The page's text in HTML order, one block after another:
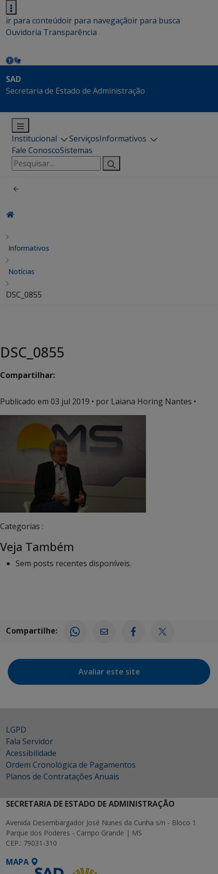
ir para conteúdoir para navegaçãoir para busca
Ouvidoria Transparência
SAD
Secretaria de Estado de Administração
Institucional ServiçosInformativos
Fale ConoscoSistemas
Pesquisar
por:
Informativos
Notícias
DSC_0855
DSC_0855
Compartilhar:
Publicado em 03 jul 2019 • por Laiana Horing Nantes •
Categorias :
Veja Também
Sem posts recentes disponíveis.
Compartilhe:
Avaliar este site
LGPD
Fala Servidor
Acessibilidade
Ordem Cronológica de Pagamentos
Planos de Contratações Anuais
SECRETARIA DE ESTADO DE ADMINISTRAÇÃO
Avenida Desembargador José Nunes da Cunha s/n - Bloco 1
Parque dos Poderes - Campo Grande | MS
CEP.: 79031-310
MAPA